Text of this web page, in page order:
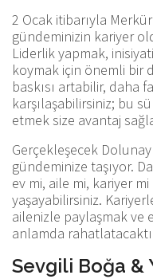
2 Ocak itibarıyla
gündeminizin kariyer
Liderlik yapmak,
koymak için önemli bir
baskısı artabilir, daha
karşılaşabilirsiniz; bu
etmek size avantaj
Gerçekleşecek
gündeminize taşıyor.
ev mi, aile mi, kariyer
yaşayabilirsiniz.
ailenizle paylaşmak ve
anlamda
Sevgili Boğa &